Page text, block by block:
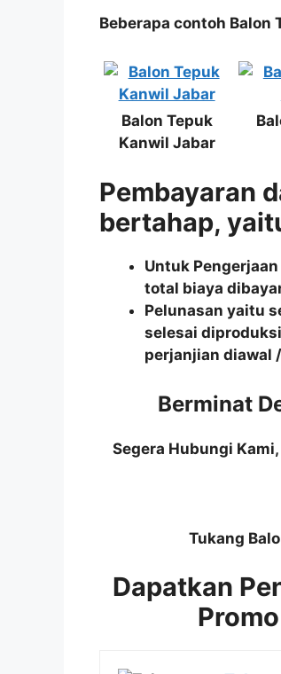
Beberapa contoh Balon
Balon Tepuk
Kanwil Jabar
Pembayaran
bertahap,
Untuk
total biaya
Pelunasan yaitu
selesai
perjanjian diawal
Berminat
Segera Hubungi
Tukang
Dapatkan